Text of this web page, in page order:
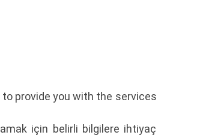
provide you with the services
için belirli bilgilere ihtiyaç